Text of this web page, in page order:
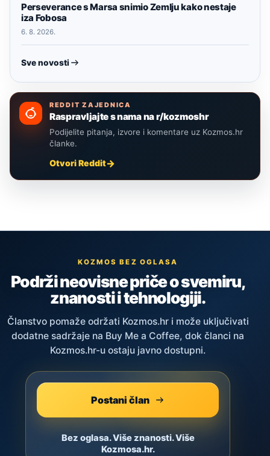
Perseverance s Marsa snimio Zemlju kako nestaje
iza Fobosa
6. 8. 2026.
Sve novosti
REDDIT ZAJEDNICA
Raspravljajte s nama na r/kozmoshr
Podijelite pitanja, izvore i komentare uz Kozmos.hr
članke.
Otvori Reddit
KOZMOS BEZ OGLASA
Podrži neovisne priče o svemiru,
znanosti i tehnologiji.
Članstvo pomaže održati Kozmos.hr i može uključivati
dodatne sadržaje na Buy Me a Coffee, dok članci na
Kozmos.hr-u ostaju javno dostupni.
Postani član
Bez oglasa. Više znanosti. Više
Kozmosa.hr.